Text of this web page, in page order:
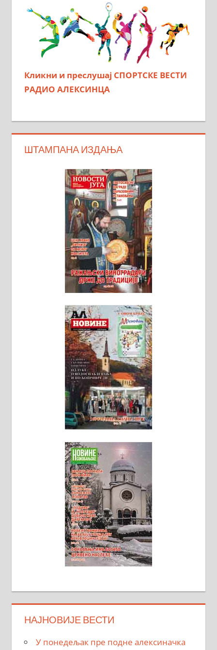
Кликни и преслушај СПОРТСКЕ ВЕСТИ
РАДИО АЛЕКСИНЦА
ШТАМПАНА ИЗДАЊА
НАЈНОВИЈЕ ВЕСТИ
У понедељак пре подне алексиначка